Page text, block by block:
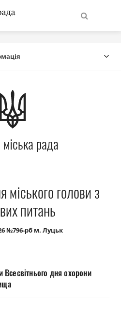
Про місто
влада
рада
інформація
влади
рада
міського голови з
питань
№796-рб м. Луцьк
дня охорони